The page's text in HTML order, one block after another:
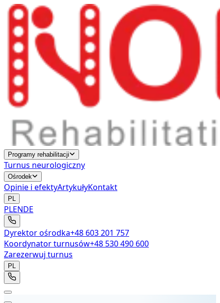
Programy rehabilitacji
Turnus neurologiczny
Ośrodek
Opinie i efektyArtykułyKontakt
PL
PLENDE
Dyrektor ośrodka+48 603 201 757
Koordynator turnusów+48 530 490 600
Zarezerwuj turnus
PL